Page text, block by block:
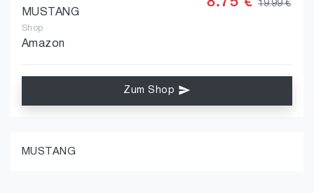
MUSTANG
Shop
Amazon
19.99 €
Zum Shop
MUSTANG